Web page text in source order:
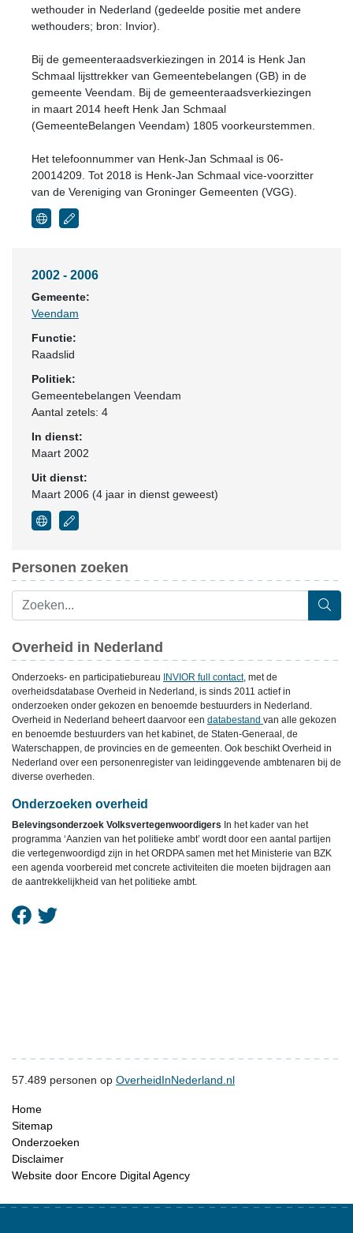
wethouder in Nederland (gedeelde positie met andere
wethouders; bron: Invior).
Bij de gemeenteraadsverkiezingen in 2014 is Henk Jan
Schmaal lijsttrekker van Gemeentebelangen (GB) in de
gemeente Veendam. Bij de gemeenteraadsverkiezingen
in maart 2014 heeft Henk Jan Schmaal
(GemeenteBelangen Veendam) 1805 voorkeurstemmen.
Het telefoonnummer van Henk-Jan Schmaal is 06-
20014209. Tot 2018 is Henk-Jan Schmaal vice-voorzitter
van de Vereniging van Groninger Gemeenten (VGG).
2002 - 2006
Gemeente:
Veendam
Functie:
Raadslid
Politiek:
Gemeentebelangen Veendam
Aantal zetels: 4
In dienst:
Maart 2002
Uit dienst:
Maart 2006 (4 jaar in dienst geweest)
Personen zoeken
Overheid in Nederland
Onderzoeks- en participatiebureau INVIOR full contact, met de
overheidsdatabase Overheid in Nederland, is sinds 2011 actief in
onderzoeken onder gekozen en benoemde bestuurders in Nederland.
Overheid in Nederland beheert daarvoor een databestand van alle gekozen
en benoemde bestuurders van het kabinet, de Staten-Generaal, de
Waterschappen, de provincies en de gemeenten. Ook beschikt Overheid in
Nederland over een personenregister van leidinggevende ambtenaren bij de
diverse overheden.
Onderzoeken overheid
Belevingsonderzoek Volksvertegenwoordigers In het kader van het
programma ‘Aanzien van het politieke ambt’ wordt door een aantal partijen
die vertegenwoordigd zijn in het ORDPA samen met het Ministerie van BZK
een agenda voorbereid met concrete activiteiten die moeten bijdragen aan
de aantrekkelijkheid van het politieke ambt.
57.489 personen op OverheidInNederland.nl
Home
Sitemap
Onderzoeken
Disclaimer
Website door Encore Digital Agency